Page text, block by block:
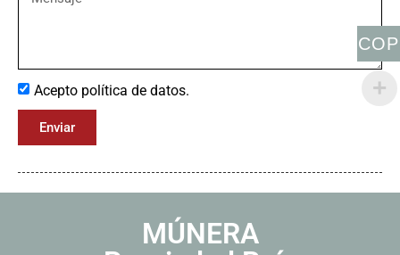
Acepto política de datos.
Enviar
MÚNERA
COP